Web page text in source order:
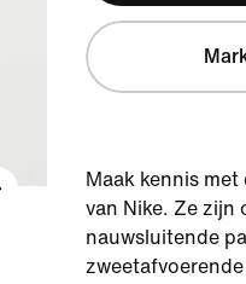
Maak kennis
van Nike. Ze zijn
nauwsluitende